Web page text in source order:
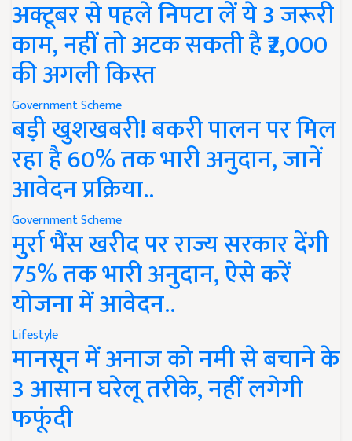
अक्टूबर से पहले निपटा लें ये 3 जरूरी
काम, नहीं तो अटक सकती है ₹2,000
की अगली किस्त
Government Scheme
बड़ी खुशखबरी! बकरी पालन पर मिल
रहा है 60% तक भारी अनुदान, जानें
आवेदन प्रक्रिया..
Government Scheme
मुर्रा भैंस खरीद पर राज्य सरकार देंगी
75% तक भारी अनुदान, ऐसे करें
योजना में आवेदन..
Lifestyle
मानसून में अनाज को नमी से बचाने के
3 आसान घरेलू तरीके, नहीं लगेगी
फफूंदी